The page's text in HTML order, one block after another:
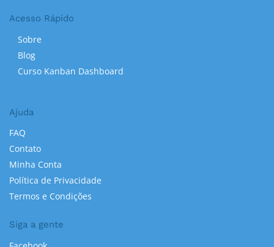
Acesso Rápido
Sobre
Blog
Curso Kanban Dashboard
Ajuda
FAQ
Contato
Minha Conta
Política de Privacidade
Termos e Condições
Siga a gente